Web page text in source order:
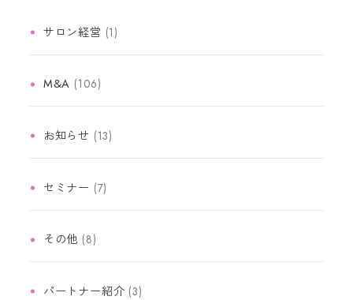
サロン経営 (1)
M&A (106)
お知らせ (13)
セミナー (7)
その他 (8)
パートナー紹介 (3)